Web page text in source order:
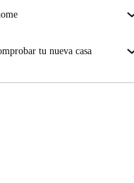
de entrada, Spotahome A) te
nueva casa o B) te hará
tu nueva casa